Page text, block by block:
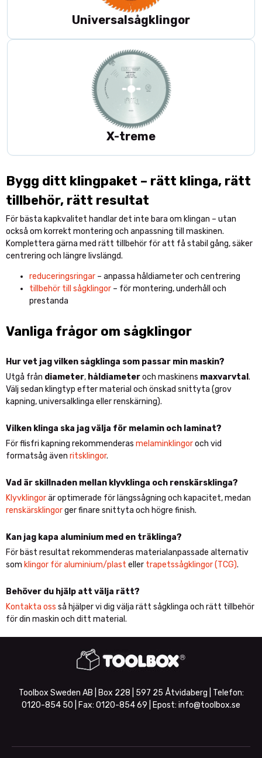
Universalsågklingor
X-treme
Bygg ditt klingpaket – rätt klinga, rätt
tillbehör, rätt resultat
För bästa kapkvalitet handlar det inte bara om klingan – utan
också om korrekt montering och anpassning till maskinen.
Komplettera gärna med rätt tillbehör för att få stabil gång, säker
centrering och längre livslängd.
reduceringsringar – anpassa håldiameter och centrering
tillbehör till sågklingor – för montering, underhåll och
prestanda
Vanliga frågor om sågklingor
Hur vet jag vilken sågklinga som passar min maskin?
Utgå från diameter, håldiameteroch maskinens maxvarvtal .
Välj sedan klingtyp efter material och önskad snittyta (grov
kapning, universalklinga eller renskärning).
Vilken klinga ska jag välja för melamin och laminat?
För flisfri kapning rekommenderas melaminklingoroch vid
formatsåg även ritsklingor.
Vad är skillnaden mellan klyvklinga och renskärsklinga?
Klyvklingorär optimerade för längssågning och kapacitet, medan
renskärsklingorger finare snittyta och högre finish.
Kan jag kapa aluminium med en träklinga?
För bäst resultat rekommenderas materialanpassade alternativ
som klingor för aluminium/plast eller trapetssågklingor (TCG).
Behöver du hjälp att välja rätt?
Kontakta oss så hjälper vi dig välja rätt sågklinga och rätt tillbehör
för din maskin och ditt material.
Toolbox Sweden AB | Box 228 | 597 25 Åtvidaberg | Telefon:
0120-854 50 | Fax: 0120-854 69 | Epost: info@toolbox.se